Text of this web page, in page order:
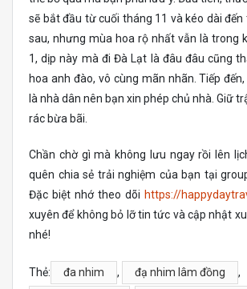
sẽ bắt đầu từ cuối tháng 11 và kéo dài
sau, nhưng mùa hoa rộ nhất vẫn là trong
1, dịp này mà đi Đà Lạt là đâu đâu cũng
hoa anh đào, vô cùng mãn nhãn. Tiếp
là nhà dân nên bạn xin phép chủ nhà. Giữ
rác bừa bãi.
Chần chờ gì mà không lưu ngay rồi lên
quên chia sẻ trải nghiệm của bạn tại
Đặc biệt nhớ theo dõi https://
xuyên để không bỏ lỡ tin tức và cập nhật
nhé!
Thẻ: đa nhim , đạ nhim lâm đồng
,